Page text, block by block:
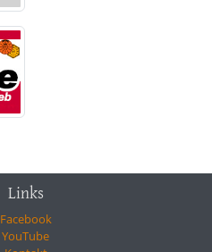
Links
Facebook
YouTube